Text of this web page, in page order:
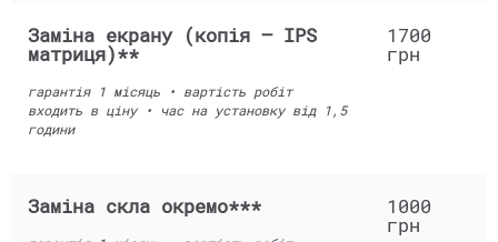
Заміна екрану (копія – IPS
матриця)**
гарантія 1 місяць • вартість робіт
входить в ціну • час на установку від 1,5
години
1700
грн
Заміна скла окремо*** 1000
грн